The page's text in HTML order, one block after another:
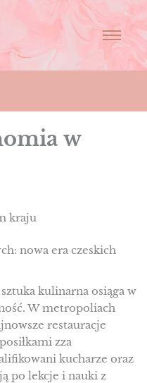
w
kraju
nowa era czeskich
kulinarna osiąga w
W metropoliach
restauracje
zza
kucharze oraz
po lekcje i nauki z